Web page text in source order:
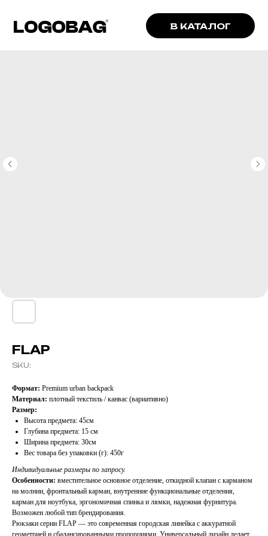
В КАТАЛОГ
FLAP
SKU:
Формат: Premium urban backpack
Материал: плотный текстиль / канвас (вариативно)
Размер:
Высота предмета: 45см
Глубина предмета: 15 см
Ширина предмета: 30см
Вес товара без упаковки (г): 450г
Индивидуальные размеры по запросу.
Особенности: вместительное основное отделение, откидной клапан с карманом
на молнии, фронтальный карман, внутренние функциональные отделения,
карман для ноутбука, эргономичная спинка и лямки, надежная фурнитура.
Возможен любой тип брендирования.
Рюкзаки серии FLAP — это современная городская линейка с аккуратной
геометрией и сбалансированными пропорциями. Универсальный дизайн делает